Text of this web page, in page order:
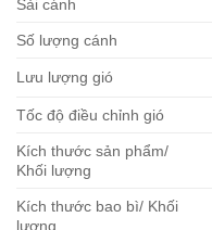
Sải cánh
Số lượng cánh
Lưu lượng gió
Tốc độ điều chỉnh gió
Kích thước sản phẩm/
Khối lượng
Kích thước bao bì/ Khối
lượng